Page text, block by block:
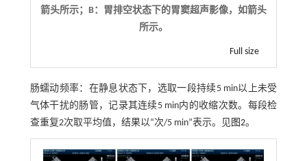
箭头所示；B：胃排空状态下的胃窦超声影像，如箭头
所示。
Full size
肠蠕动频率：在静息状态下，选取一段持续5 min以上未受
气体干扰的肠管，记录其连续5 min内的收缩次数。每段检
查重复2次取平均值，结果以“次/5 min”表示。见图2。